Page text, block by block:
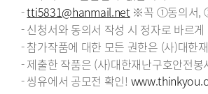
-tti5831@hanmail.net※꼭 ①동의서, ②
- 신청서와 동의서 작성 시 정자로 바르
- 참가작품에 대한 모든 권한은 (사)대한
- 제출한 작품은 (사)대한재난구호안전
- 씽유에서 공모전 확인!